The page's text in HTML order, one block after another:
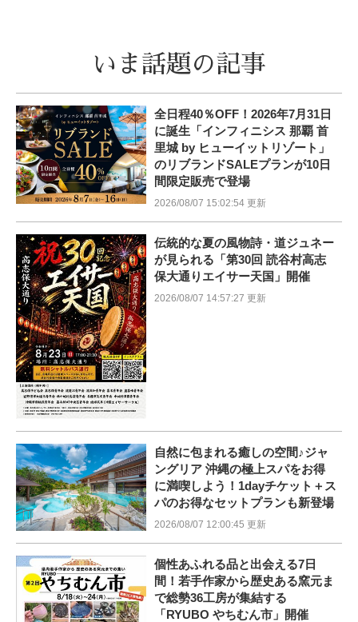
いま話題の記事
全日程40％OFF！2026年7月31日
に誕生「インフィニシス 那覇 首
里城 by ヒューイットリゾート」
のリブランドSALEプランが10日
間限定販売で登場
2026/08/07 15:02:54 更新
伝統的な夏の風物詩・道ジュネー
が見られる「第30回 読谷村高志
保大通りエイサー天国」開催
2026/08/07 14:57:27 更新
自然に包まれる癒しの空間♪ジャ
ングリア 沖縄の極上スパをお得
に満喫しよう！1dayチケット＋ス
パのお得なセットプランも新登場
2026/08/07 12:00:45 更新
個性あふれる品と出会える7日
間！若手作家から歴史ある窯元ま
で総勢36工房が集結する
「RYUBO やちむん市」開催